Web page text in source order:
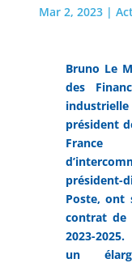
Mar 2, 2023|
Bruno Le
des
industrielle
président
président-
Poste, ont
contrat de
2023-
un